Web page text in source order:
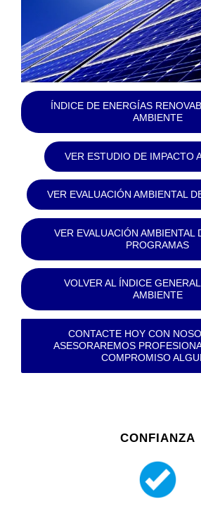
ÍNDICE DE ENERGÍAS
AMBIENTE
VER ESTUDIO DE IMPACTO
VER EVALUACIÓN AMBIENTAL
VER EVALUACIÓN AMBIENTAL
PROGRAMAS
VOLVER AL ÍNDICE
AMBIENTE
CONTACTE HOY CON
ASESORAREMOS
COMPROMISO
CONFIANZA